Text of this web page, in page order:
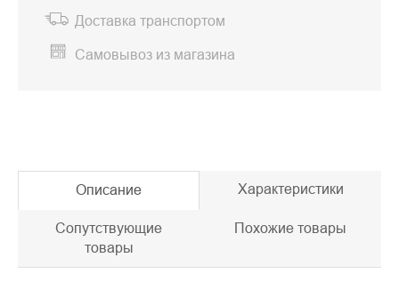
Доставка транспортом
Самовывоз из магазина
Описание Характеристики
Сопутствующие
товары
Похожие товары